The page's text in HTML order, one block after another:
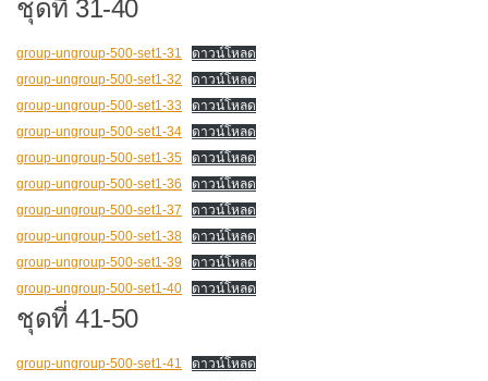
ชุดที่ 31-40
group-ungroup-500-set1-31
ดาวน์โหลด
group-ungroup-500-set1-32
ดาวน์โหลด
group-ungroup-500-set1-33
ดาวน์โหลด
group-ungroup-500-set1-34
ดาวน์โหลด
group-ungroup-500-set1-35
ดาวน์โหลด
group-ungroup-500-set1-36
ดาวน์โหลด
group-ungroup-500-set1-37
ดาวน์โหลด
group-ungroup-500-set1-38
ดาวน์โหลด
group-ungroup-500-set1-39
ดาวน์โหลด
group-ungroup-500-set1-40
ดาวน์โหลด
ชุดที่ 41-50
group-ungroup-500-set1-41
ดาวน์โหลด